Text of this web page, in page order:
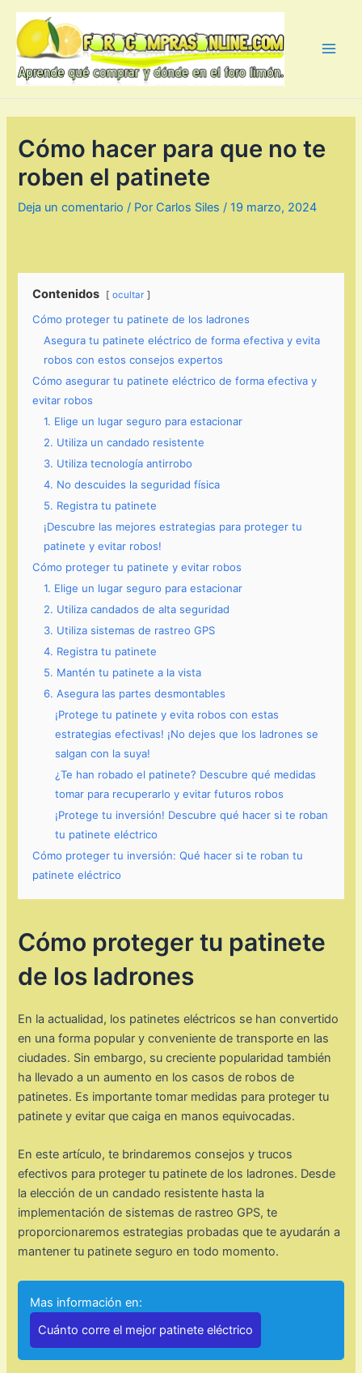
contenido
Cómo hacer para que no te
roben el patinete
Deja un comentario / Por Carlos Siles /19 marzo, 2024
Contenidos ocultar
Cómo proteger tu patinete de los ladrones
Asegura tu patinete eléctrico de forma efectiva y evita
robos con estos consejos expertos
Cómo asegurar tu patinete eléctrico de forma efectiva y
evitar robos
1. Elige un lugar seguro para estacionar
2. Utiliza un candado resistente
3. Utiliza tecnología antirrobo
4. No descuides la seguridad física
5. Registra tu patinete
¡Descubre las mejores estrategias para proteger tu
patinete y evitar robos!
Cómo proteger tu patinete y evitar robos
1. Elige un lugar seguro para estacionar
2. Utiliza candados de alta seguridad
3. Utiliza sistemas de rastreo GPS
4. Registra tu patinete
5. Mantén tu patinete a la vista
6. Asegura las partes desmontables
¡Protege tu patinete y evita robos con estas
estrategias efectivas! ¡No dejes que los ladrones se
salgan con la suya!
¿Te han robado el patinete? Descubre qué medidas
tomar para recuperarlo y evitar futuros robos
¡Protege tu inversión! Descubre qué hacer si te roban
tu patinete eléctrico
Cómo proteger tu inversión: Qué hacer si te roban tu
patinete eléctrico
Cómo proteger tu patinete
de los ladrones
En la actualidad, los patinetes eléctricos se han convertido
en una forma popular y conveniente de transporte en las
ciudades. Sin embargo, su creciente popularidad también
ha llevado a un aumento en los casos de robos de
patinetes. Es importante tomar medidas para proteger tu
patinete y evitar que caiga en manos equivocadas.
En este artículo, te brindaremos consejos y trucos
efectivos para proteger tu patinete de los ladrones. Desde
la elección de un candado resistente hasta la
implementación de sistemas de rastreo GPS, te
proporcionaremos estrategias probadas que te ayudarán a
mantener tu patinete seguro en todo momento.
Mas información en:
Cuánto corre el mejor patinete eléctrico